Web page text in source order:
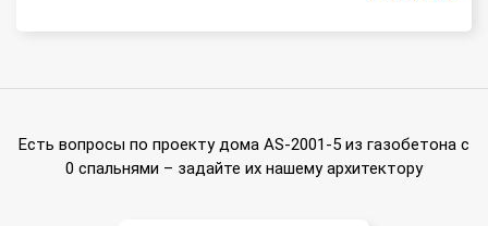
Есть вопросы по проекту дома AS-2001-5 из газобетона с
0 спальнями – задайте их нашему архитектору